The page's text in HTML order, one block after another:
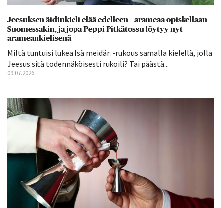
Jeesuksen äidinkieli elää edelleen – arameaa opiskellaan
Suomessakin, ja jopa Peppi Pitkätossu löytyy nyt
arameankielisenä
Miltä tuntuisi lukea Isä meidän -rukous samalla kielellä, jolla
Jeesus sitä todennäköisesti rukoili? Tai päästä...
09.07.2026